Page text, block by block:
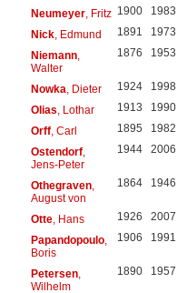
Neumeyer, Fritz 1900 1983
Nick, Edmund 1891 1973
Niemann,
Walter
1876 1953
Nowka , Dieter 1924 1998
Olias , Lothar 1913 1990
Orff, Carl 1895 1982
Ostendorf,
Jens-Peter
1944 2006
Othegraven,
August von
1864 1946
Otte, Hans 1926 2007
Papandopoulo,
Boris
1906 1991
Petersen,
Wilhelm
1890 1957